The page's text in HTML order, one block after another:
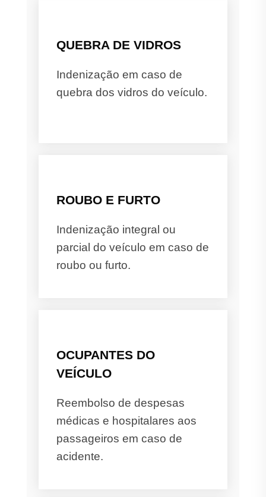
QUEBRA DE VIDROS
Indenização em caso de
quebra dos vidros do veículo.
ROUBO E FURTO
Indenização integral ou
parcial do veículo em caso de
roubo ou furto.
OCUPANTES DO
VEÍCULO
Reembolso de despesas
médicas e hospitalares aos
passageiros em caso de
acidente.